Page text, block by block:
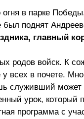
в парке
был поднят
главный
родов войск. К
всех в почете.
служивший может
урок, который
программа с